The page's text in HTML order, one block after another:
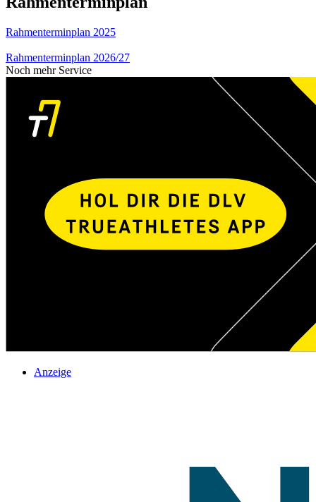
Rahmenterminplan 2025
Rahmenterminplan 2026/27
Noch mehr Service
Anzeige